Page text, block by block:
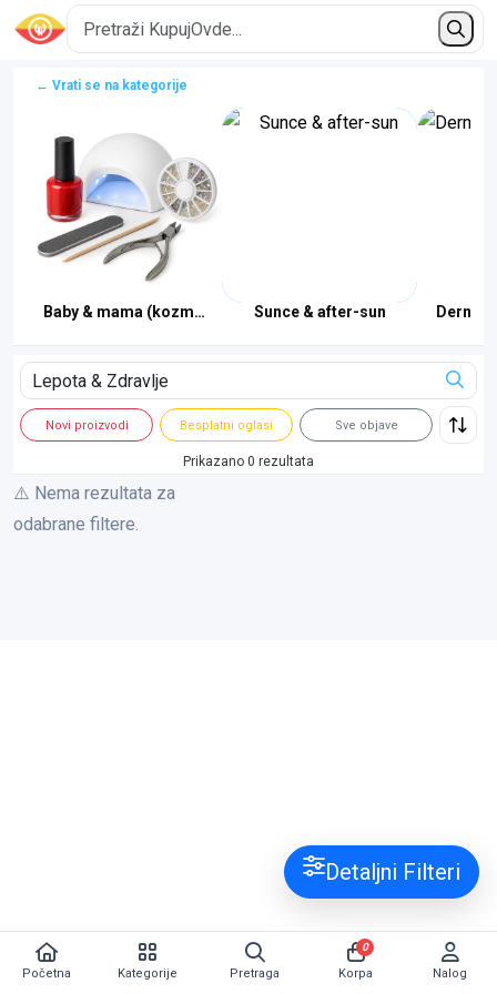
← Vrati se na kategorije
Baby & mama (kozmetika) Sunce & after-sun
Novi proizvodi Besplatni oglasi Sve objave
Prikazano 0 rezultata
⚠️ Nema rezultata za
odabrane filtere.
Detaljni Filteri
Početna Kategorije Pretraga Korpa
0
Nalog